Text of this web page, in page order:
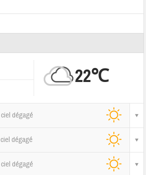
22℃
ciel dégagé
ciel dégagé
ciel dégagé